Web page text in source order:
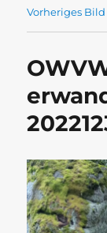
Vorheriges Bild